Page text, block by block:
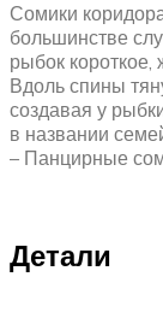
Сомики
большинстве
рыбок короткое,
Вдоль спины
создавая у
в названии
– Панцирные
Детали